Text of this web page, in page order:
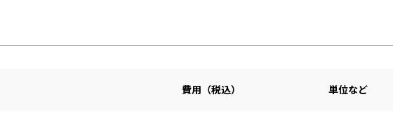
費用（税込） 単位など